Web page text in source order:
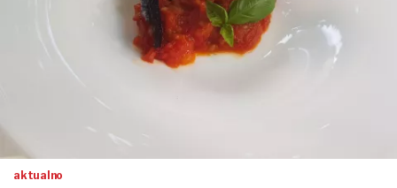
aktualno